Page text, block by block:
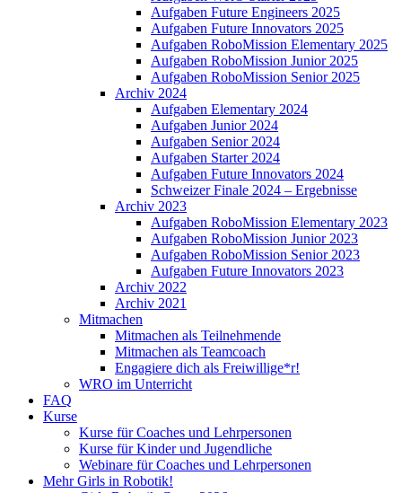
Aufgaben Future Engineers 2025
Aufgaben Future Innovators 2025
Aufgaben RoboMission Elementary 2025
Aufgaben RoboMission Junior 2025
Aufgaben RoboMission Senior 2025
Archiv 2024
Aufgaben Elementary 2024
Aufgaben Junior 2024
Aufgaben Senior 2024
Aufgaben Starter 2024
Aufgaben Future Innovators 2024
Schweizer Finale 2024 – Ergebnisse
Archiv 2023
Aufgaben RoboMission Elementary 2023
Aufgaben RoboMission Junior 2023
Aufgaben RoboMission Senior 2023
Aufgaben Future Innovators 2023
Archiv 2022
Archiv 2021
Mitmachen
Mitmachen als Teilnehmende
Mitmachen als Teamcoach
Engagiere dich als Freiwillige*r!
WRO im Unterricht
FAQ
Kurse
Kurse für Coaches und Lehrpersonen
Kurse für Kinder und Jugendliche
Webinare für Coaches und Lehrpersonen
Mehr Girls in Robotik!